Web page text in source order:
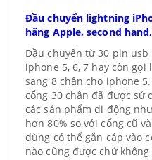
Đầu chuyển lightning
hãng Apple, second
Đầu chuyển từ 30 pin
iphone 5, 6, 7 hay còn
sang 8 chân cho iphone
cổng 30 chân đã được sử
các sản phẩm di động
hơn 80% so với cổng cũ
dùng có thể gắn cáp vào
nào cũng được chứ